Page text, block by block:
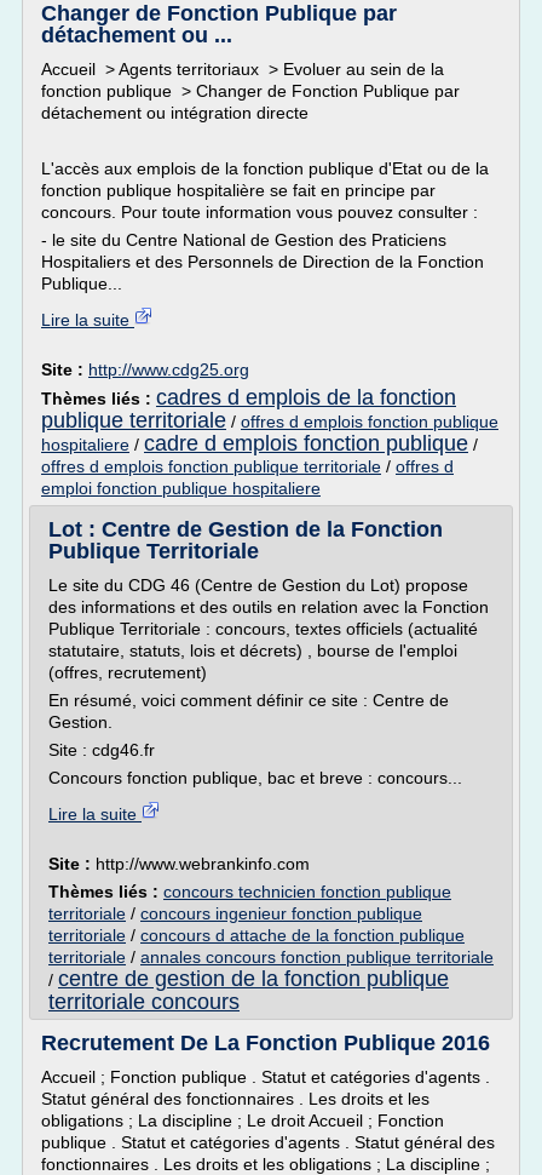
Changer de Fonction Publique par
détachement ou ...
Accueil > Agents territoriaux > Evoluer au sein de la
fonction publique > Changer de Fonction Publique par
détachement ou intégration directe
L'accès aux emplois de la fonction publique d'Etat ou de la
fonction publique hospitalière se fait en principe par
concours. Pour toute information vous pouvez consulter :
- le site du Centre National de Gestion des Praticiens
Hospitaliers et des Personnels de Direction de la Fonction
Publique...
Lire la suite
Site : http://www.cdg25.org
Thèmes liés : cadres d emplois de la fonction
publique territoriale / offres d emplois fonction publique
hospitaliere / cadre d emplois fonction publique /
offres d emplois fonction publique territoriale / offres d
emploi fonction publique hospitaliere
Lot : Centre de Gestion de la Fonction
Publique Territoriale
Le site du CDG 46 (Centre de Gestion du Lot) propose
des informations et des outils en relation avec la Fonction
Publique Territoriale : concours, textes officiels (actualité
statutaire, statuts, lois et décrets) , bourse de l'emploi
(offres, recrutement)
En résumé, voici comment définir ce site : Centre de
Gestion.
Site : cdg46.fr
Concours fonction publique, bac et breve : concours...
Lire la suite
Site : http://www.webrankinfo.com
Thèmes liés : concours technicien fonction publique
territoriale / concours ingenieur fonction publique
territoriale / concours d attache de la fonction publique
territoriale / annales concours fonction publique territoriale
/ centre de gestion de la fonction publique
territoriale concours
Recrutement De La Fonction Publique 2016
Accueil ; Fonction publique . Statut et catégories d'agents .
Statut général des fonctionnaires . Les droits et les
obligations ; La discipline ; Le droit Accueil ; Fonction
publique . Statut et catégories d'agents . Statut général des
fonctionnaires . Les droits et les obligations ; La discipline ;